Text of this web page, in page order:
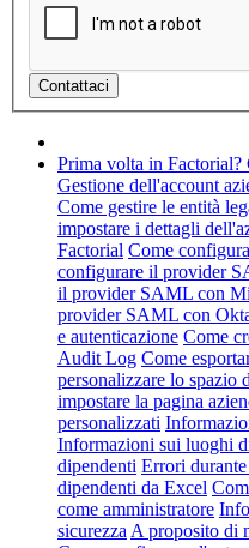
Prima volta in Factorial?
Gestione dell'account
Come gestire le entità
impostare i dettagli
Factorial Come
configurare il provider
il provider SAML con
provider SAML con
e autenticazione Come
Audit Log Come
personalizzare lo spazio
impostare la pagina
personalizzati
Informazioni sui luoghi
dipendenti Errori
dipendenti da Excel
come amministratore
sicurezza A proposito di